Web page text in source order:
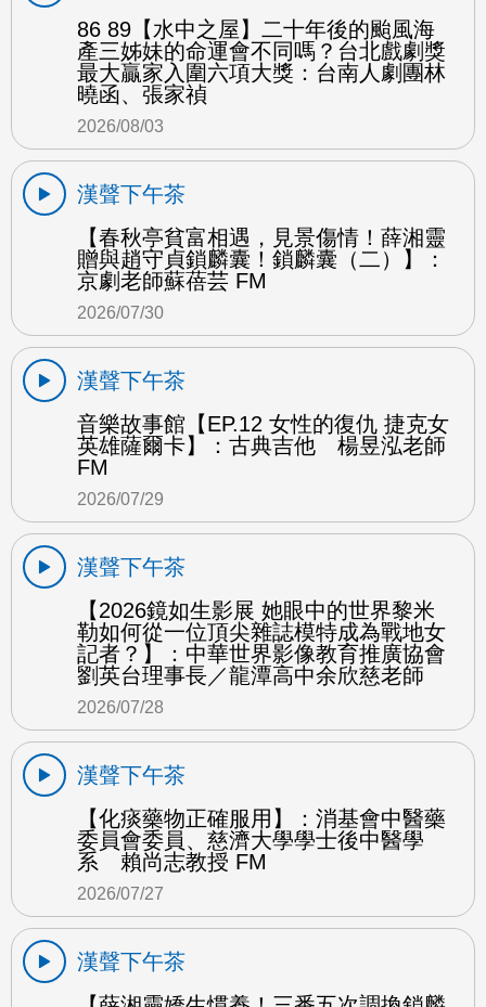
86 89【水中之屋】二十年後的颱風海
產三姊妹的命運會不同嗎？台北戲劇獎
最大贏家入圍六項大獎：台南人劇團林
曉函、張家禎
2026/08/03
漢聲下午茶
【春秋亭貧富相遇，見景傷情！薛湘靈
贈與趙守貞鎖麟囊！鎖麟囊（二）】：
京劇老師蘇蓓芸 FM
2026/07/30
漢聲下午茶
音樂故事館【EP.12 女性的復仇 捷克女
英雄薩爾卡】：古典吉他 楊昱泓老師
FM
2026/07/29
漢聲下午茶
【2026鏡如生影展 她眼中的世界黎米
勒如何從一位頂尖雜誌模特成為戰地女
記者？】：中華世界影像教育推廣協會
劉英台理事長／龍潭高中余欣慈老師
2026/07/28
漢聲下午茶
【化痰藥物正確服用】：消基會中醫藥
委員會委員、慈濟大學學士後中醫學
系 賴尚志教授 FM
2026/07/27
漢聲下午茶